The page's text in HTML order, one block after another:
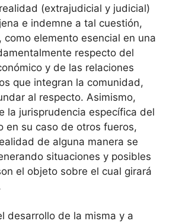
(extrajudicial y judicial)
e indemne a tal cuestión,
como elemento esencial en una
respecto del
y de las relaciones
que integran la comunidad,
al respecto. Asimismo,
la jurisprudencia específica del
en su caso de otros fueros,
de alguna manera se
situaciones y posibles
el objeto sobre el cual girará
desarrollo de la misma y a